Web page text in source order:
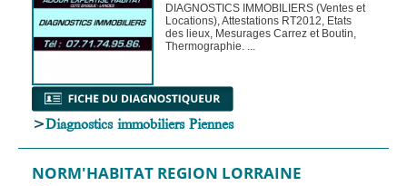
DIAGNOSTICS IMMOBILIERS (Ventes et
Locations), Attestations RT2012, Etats
des lieux, Mesurages Carrez et Boutin,
Thermographie. ...
>Diagnostics immobiliers Piennes
NORM'HABITAT REGION LORRAINE